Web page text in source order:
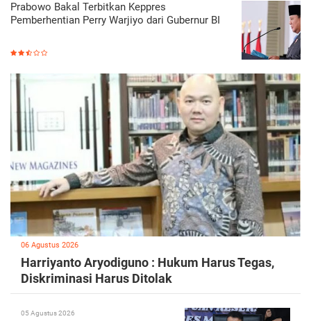
Prabowo Bakal Terbitkan Keppres
Pemberhentian Perry Warjiyo dari Gubernur BI
06 Agustus 2026
Harriyanto Aryodiguno : Hukum Harus Tegas,
Diskriminasi Harus Ditolak
05 Agustus 2026